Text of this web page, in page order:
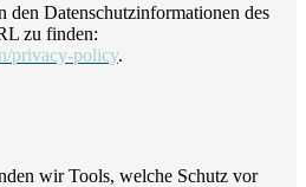
den Datenschutzinformationen des
zu finden:
privacy-policy.
wir Tools, welche Schutz vor